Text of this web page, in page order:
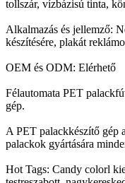
tollszár, vízbázisú tinta,
Alkalmazás és jellemző:
készítésére, plakát
OEM és ODM: Elérhető
Félautomata PET
gép.
A PET palackkészítő gép
palackok gyártására
Hot Tags: Candy colorl